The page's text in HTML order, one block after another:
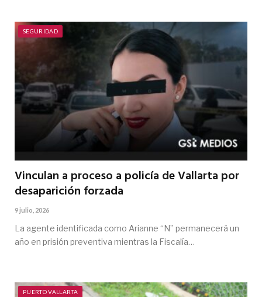
SEGURIDAD
Vinculan a proceso a policía de Vallarta por
desaparición forzada
9 julio, 2026
La agente identificada como Arianne “N” permanecerá un
año en prisión preventiva mientras la Fiscalía…
PUERTO VALLARTA